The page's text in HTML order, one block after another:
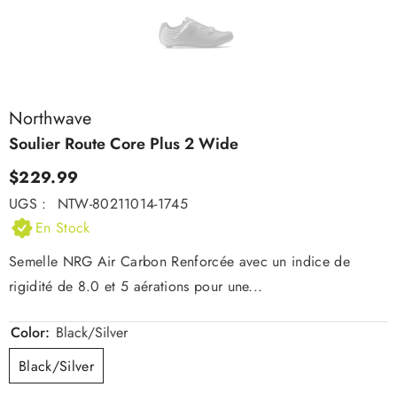
Northwave
Soulier Route Core Plus 2 Wide
$229.99
UGS :
NTW-80211014-1745
En Stock
Semelle NRG Air Carbon Renforcée avec un indice de
rigidité de 8.0 et 5 aérations pour une...
Color: Black/Silver
Black/Silver